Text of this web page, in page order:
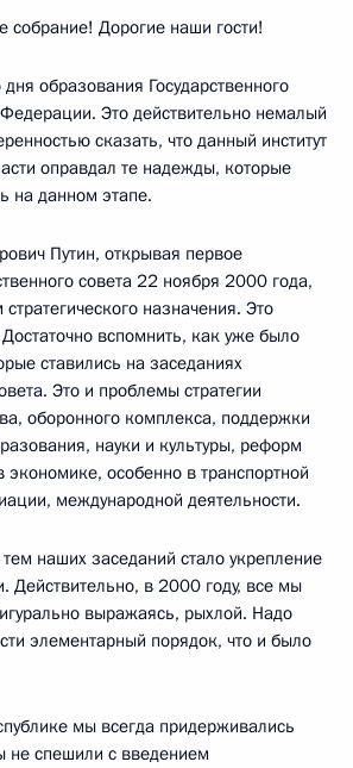
Дорогие наши гости!
образования Государственного
Это действительно немалый
сказать, что данный институт
оправдал те надежды, которые
на данном этапе.
Путин, открывая первое
совета 22 ноября 2000 года,
назначения. Это
вспомнить, как уже было
ставились на заседаниях
Это и проблемы стратегии
оборонного комплекса, поддержки
науки и культуры, реформ
особенно в транспортной
международной деятельности.
наших заседаний стало укрепление
Действительно, в 2000 году, все мы
выражаясь, рыхлой. Надо
элементарный порядок, что и было
мы всегда придерживались
не спешили с введением